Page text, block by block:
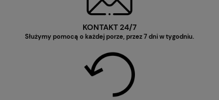
KONTAKT 24/7
Służymy pomocą o każdej porze, przez 7 dni w tygodniu.